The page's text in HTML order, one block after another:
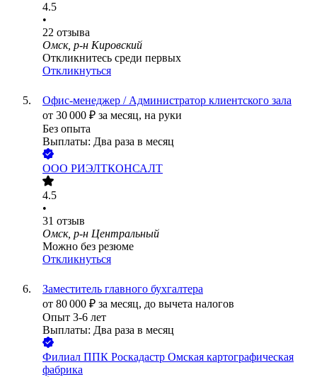
4.5
•
22 отзыва
Омск, р-н Кировский
Откликнитесь среди первых
Откликнуться
Офис-менеджер / Администратор клиентского зала
от 30 000 ₽ за месяц, на руки
Без опыта
Выплаты: Два раза в месяц
ООО РИЭЛТКОНСАЛТ
4.5
•
31 отзыв
Омск, р-н Центральный
Можно без резюме
Откликнуться
Заместитель главного бухгалтера
от 80 000 ₽ за месяц, до вычета налогов
Опыт 3-6 лет
Выплаты: Два раза в месяц
Филиал ППК Роскадастр Омская картографическая
фабрика